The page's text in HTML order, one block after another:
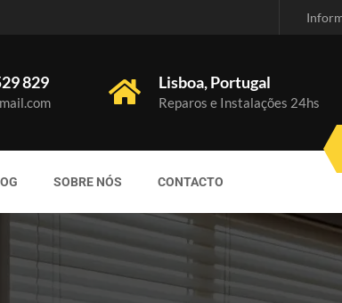
829 Lisboa, Portugal
Reparos e Instalações 24hs
SOBRE NÓS CONTACTO